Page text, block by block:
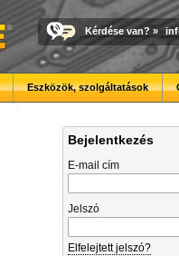
Kérdése van? »
Eszközök, szolgáltatások
Bejelentkezés
E-mail cím
Jelszó
Elfelejtett jelszó?